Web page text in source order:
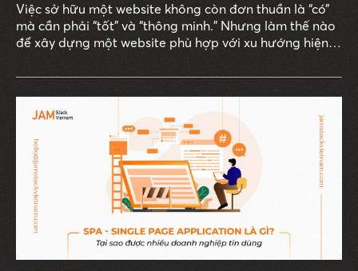
Việc sở hữu một website không còn đơn thuần là “có”
mà cần phải “tốt” và “thông minh.” Nhưng làm thế nào
để xây dựng một website phù hợp với xu hướng hiện